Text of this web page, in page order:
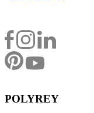
POLYREY